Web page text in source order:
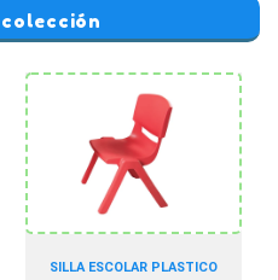
SILLA ESCOLAR PLASTICO